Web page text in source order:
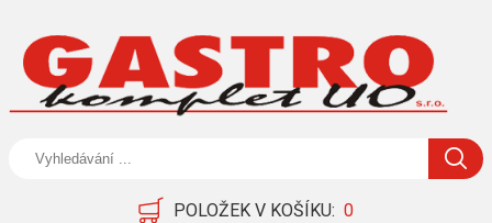
POLOŽEK V KOŠÍKU: 0